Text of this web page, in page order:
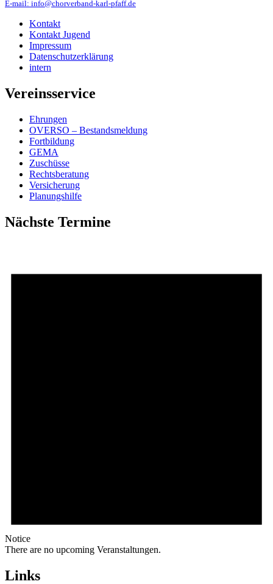
E-mail: info@chorverband-karl-pfaff.de
Kontakt
Kontakt Jugend
Impressum
Datenschutzerklärung
intern
Vereinsservice
Ehrungen
OVERSO – Bestandsmeldung
Fortbildung
GEMA
Zuschüsse
Rechtsberatung
Versicherung
Planungshilfe
Nächste Termine
Notice
There are no upcoming Veranstaltungen.
Links